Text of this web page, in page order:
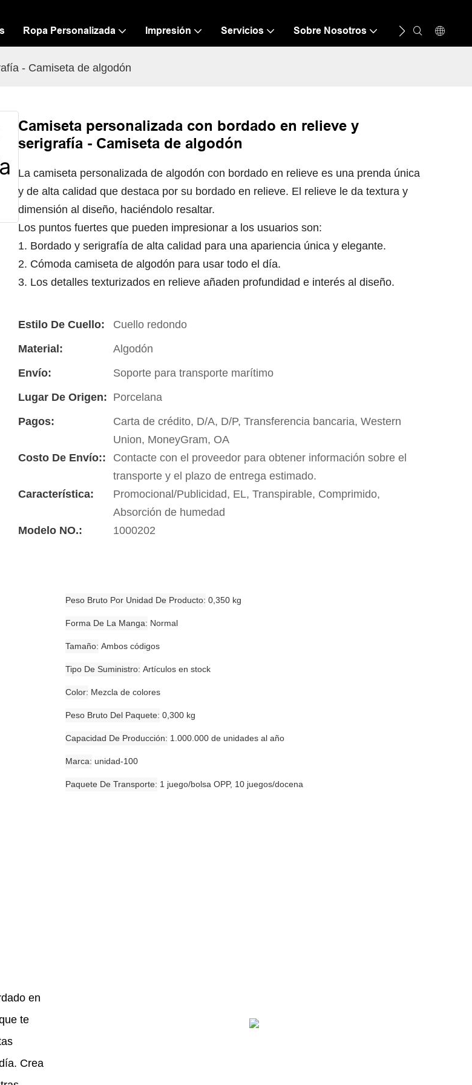
Ropa Personalizada Impresión Servicios Sobre Nosotros Recurso
- Camiseta de algodón
Camiseta personalizada con bordado en relieve y
serigrafía - Camiseta de algodón
La camiseta personalizada de algodón con bordado en relieve es una prenda única
y de alta calidad que destaca por su bordado en relieve. El relieve le da textura y
dimensión al diseño, haciéndolo resaltar.
Los puntos fuertes que pueden impresionar a los usuarios son:
1. Bordado y serigrafía de alta calidad para una apariencia única y elegante.
2. Cómoda camiseta de algodón para usar todo el día.
3. Los detalles texturizados en relieve añaden profundidad e interés al diseño.
Estilo De Cuello:
Cuello redondo
Material:
Algodón
Envío:
Soporte para transporte marítimo
Lugar De Origen: Porcelana
Pagos:
Carta de crédito, D/A, D/P, Transferencia bancaria, Western
Union, MoneyGram, OA
Costo De Envío::
Contacte con el proveedor para obtener información sobre el
transporte y el plazo de entrega estimado.
Característica:
Promocional/Publicidad, EL, Transpirable, Comprimido,
Absorción de humedad
Modelo NO.:
1000202
Peso Bruto Por Unidad De Producto 0,350 kg
Forma De La Manga Normal
Tamaño Ambos códigos
Tipo De Suministro Artículos en stock
Color Mezcla de colores
Peso Bruto Del Paquete 0,300 kg
Capacidad De Producción 1.000.000 de unidades al año
Marca unidad-100
Paquete De Transporte 1 juego/bolsa OPP, 10 juegos/docena
en
te
Crea